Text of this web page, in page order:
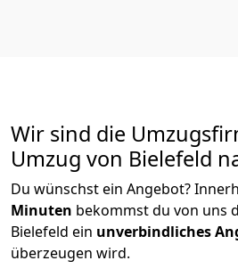
Wir sind die
Umzug von Bielefeld
Du wünschst ein Angebot?
Minuten bekommst du von uns
Bielefeld ein unverbindliches
überzeugen wird.